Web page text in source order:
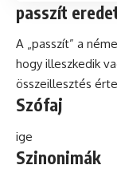
passzít
A „passzít” a
hogy illeszkedik
összeillesztés
Szófaj
ige
Szinonimák